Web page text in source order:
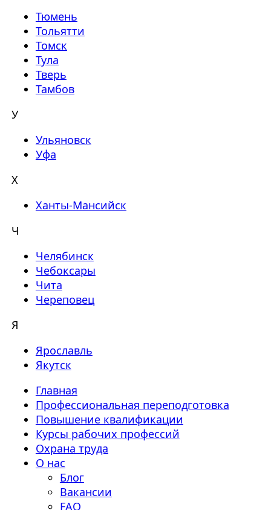
Тюмень
Тольятти
Томск
Тула
Тверь
Тамбов
У
Ульяновск
Уфа
Х
Ханты-Мансийск
Ч
Челябинск
Чебоксары
Чита
Череповец
Я
Ярославль
Якутск
Главная
Профессиональная переподготовка
Повышение квалификации
Курсы рабочих профессий
Охрана труда
О нас
Блог
Вакансии
FAQ